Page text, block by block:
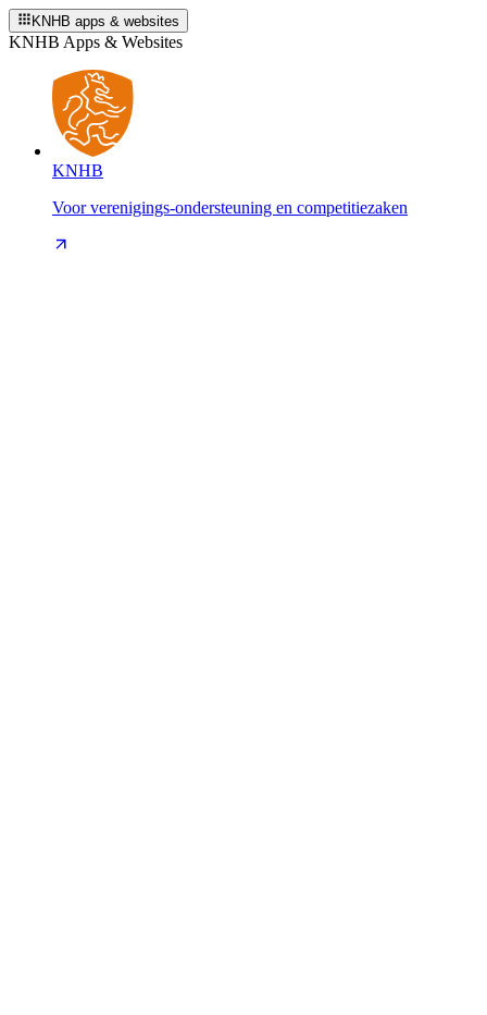
KNHB apps & websites
KNHB Apps & Websites
KNHB
Voor verenigings-ondersteuning en competitiezaken